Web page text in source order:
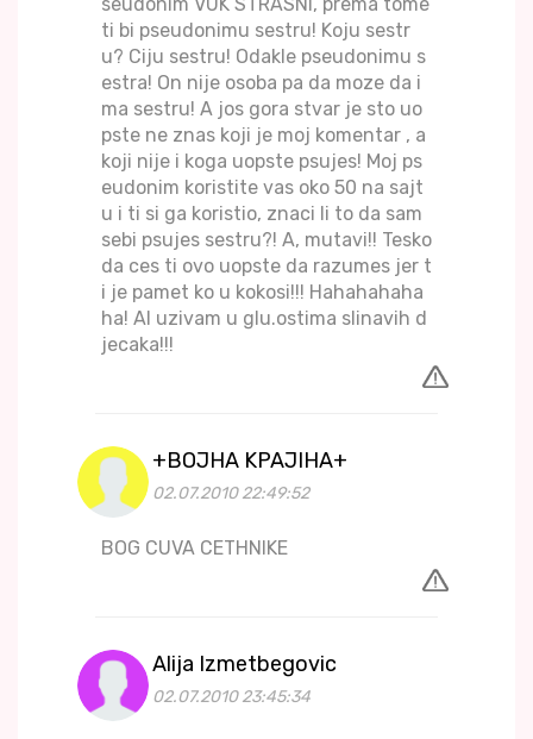
ti bi pseudonimu sestru! Koju sestr
u? Ciju sestru! Odakle pseudonimu s
estra! On nije osoba pa da moze da i
ma sestru! A jos gora stvar je sto uo
pste ne znas koji je moj komentar , a
koji nije i koga uopste psujes! Moj ps
eudonim koristite vas oko 50 na sajt
u i ti si ga koristio, znaci li to da sam
sebi psujes sestru?! A, mutavi!! Tesko
da ces ti ovo uopste da razumes jer t
i je pamet ko u kokosi!!! Hahahahaha
ha! Al uzivam u glu.ostima slinavih d
jecaka!!!
+BOJHA KPAJIHA+
02.07.2010 22:49:52
BOG CUVA CETHNIKE
Alija Izmetbegovic
02.07.2010 23:45:34